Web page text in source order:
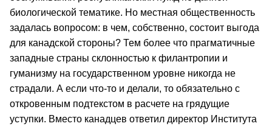
биологической тематике. Но местная общественность
задалась вопросом: в чем, собственно, состоит выгода
для канадской стороны? Тем более что прагматичные
западные страны склонностью к филантропии и
гуманизму на государственном уровне никогда не
страдали. А если что-то и делали, то обязательно с
откровенным подтекстом в расчете на грядущие
уступки. Вместо канадцев ответил директор Института